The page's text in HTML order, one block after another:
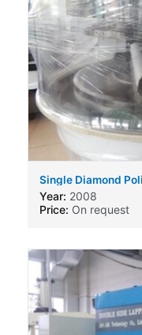
Single Diamond
SL910-SFCL
Year: 2008
Price: On request